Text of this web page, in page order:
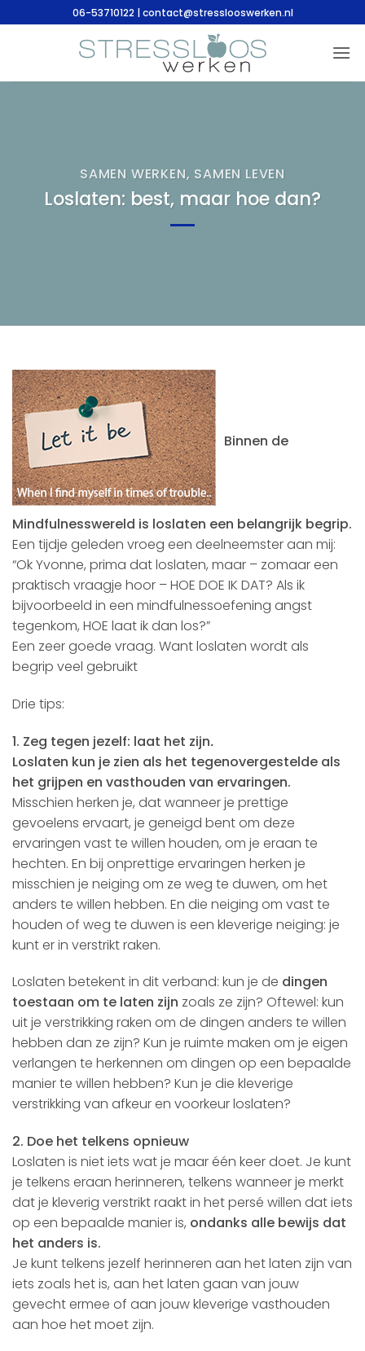
naar
06-53710122 | contact@stresslooswerken.nl
SAMEN WERKEN, SAMEN LEVEN
Loslaten: best, maar hoe dan?
Binnen de
Mindfulnesswereld is loslaten een belangrijk begrip.
Een tijdje geleden vroeg een deelneemster aan mij:
“Ok Yvonne, prima dat loslaten, maar – zomaar een
praktisch vraagje hoor – HOE DOE IK DAT? Als ik
bijvoorbeeld in een mindfulnessoefening angst
tegenkom, HOE laat ik dan los?”
Een zeer goede vraag. Want loslaten wordt als
begrip veel gebruikt
Drie tips:
1. Zeg tegen jezelf: laat het zijn.
Loslaten kun je zien als het tegenovergestelde als
het grijpen en vasthouden van ervaringen.
Misschien herken je, dat wanneer je prettige
gevoelens ervaart, je geneigd bent om deze
ervaringen vast te willen houden, om je eraan te
hechten. En bij onprettige ervaringen herken je
misschien je neiging om ze weg te duwen, om het
anders te willen hebben. En die neiging om vast te
houden of weg te duwen is een kleverige neiging: je
kunt er in verstrikt raken.
Loslaten betekent in dit verband: kun je de dingen
toestaan om te laten zijn zoals ze zijn? Oftewel: kun
uit je verstrikking raken om de dingen anders te willen
hebben dan ze zijn? Kun je ruimte maken om je eigen
verlangen te herkennen om dingen op een bepaalde
manier te willen hebben? Kun je die kleverige
verstrikking van afkeur en voorkeur loslaten?
2. Doe het telkens opnieuw
Loslaten is niet iets wat je maar één keer doet. Je kunt
je telkens eraan herinneren, telkens wanneer je merkt
dat je kleverig verstrikt raakt in het persé willen dat iets
op een bepaalde manier is, ondanks alle bewijs dat
het anders is.
Je kunt telkens jezelf herinneren aan het laten zijn van
iets zoals het is, aan het laten gaan van jouw
gevecht ermee of aan jouw kleverige vasthouden
aan hoe het moet zijn.